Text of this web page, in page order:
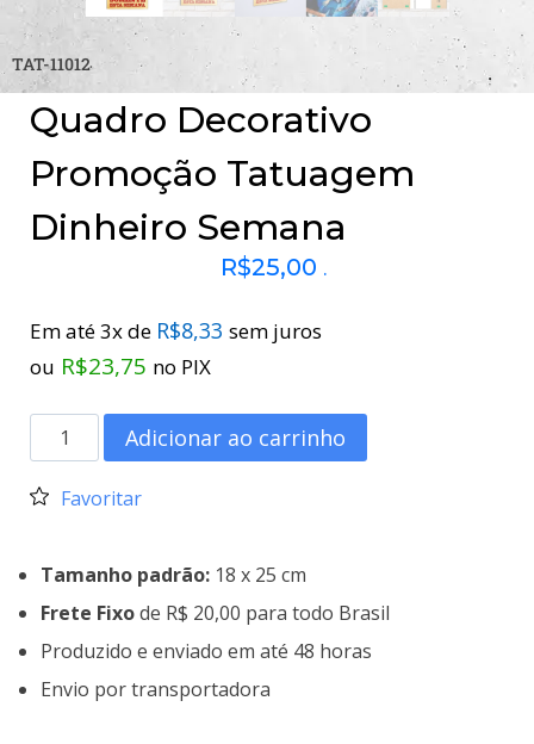
TAT-11012
Quadro Decorativo
Promoção Tatuagem
Dinheiro Semana
R$25,00 .
Em até 3x de R$8,33 sem juros
ou R$23,75 no PIX
Adicionar ao carrinho
Favoritar
Tamanho padrão: 18 x 25 cm
Frete Fixode R$ 20,00 para todo Brasil
Produzido e enviado em até 48 horas
Envio por transportadora